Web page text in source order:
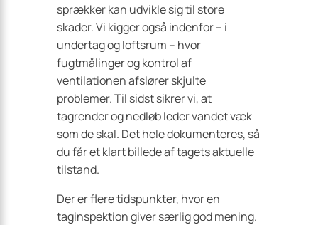
sprækker kan udvikle sig til store
skader. Vi kigger også indenfor – i
undertag og loftsrum – hvor
fugtmålinger og kontrol af
ventilationen afslører skjulte
problemer. Til sidst sikrer vi, at
tagrender og nedløb leder vandet væk
som de skal. Det hele dokumenteres, så
du får et klart billede af tagets aktuelle
tilstand.
Der er flere tidspunkter, hvor en
taginspektion giver særlig god mening.